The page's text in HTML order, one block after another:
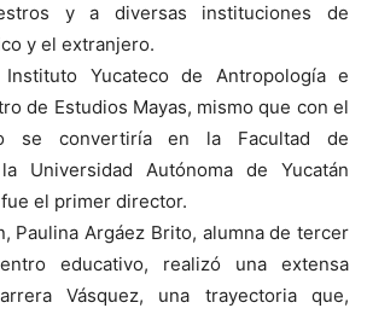
y a diversas instituciones de
y el extranjero.
Yucateco de Antropología e
de Estudios Mayas, mismo que con el
se convertiría en la Facultad de
Universidad Autónoma de Yucatán
el primer director.
Paulina Argáez Brito, alumna de tercer
educativo, realizó una extensa
Vásquez, una trayectoria que,